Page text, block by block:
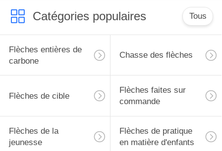
Catégories populaires Tous
Flèches entières de
carbone
Chasse des flèches
Flèches de cible
Flèches faites sur
commande
Flèches de la
jeunesse
Flèches de pratique
en matière d'enfants